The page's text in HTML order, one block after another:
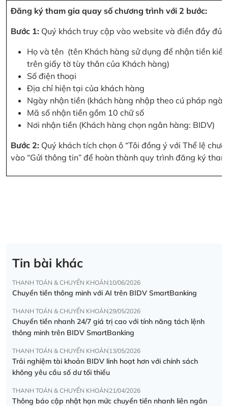
Đăng ký tham gia quay số chương trình với 2 bước:
Bước 1: Quý khách truy cập vào website và điền đầy đủ
Họ và tên (tên Khách hàng sử dụng để nhận tiền
trên giấy tờ tùy thân của Khách hàng)
Số điện thoại
Địa chỉ hiện tại của khách hàng
Ngày nhận tiền (khách hàng nhập theo cú pháp
Mã số nhận tiền gồm 10 chữ số
Nơi nhận tiền (Khách hàng chọn ngân hàng: BIDV)
Bước 2: Quý khách tích chọn ô “Tôi đồng ý với Thể lệ
vào “Gửi thông tin” để hoàn thành quy trình đăng ký
Tin bài khác
THANH TOÁN & CHUYỂN KHOẢN 10/06/2026
Chuyển tiền thông minh với AI trên BIDV SmartBanking
THANH TOÁN & CHUYỂN KHOẢN 29/05/2026
Chuyển tiền nhanh 24/7 giá trị cao với tính năng tách lệnh
thông minh trên BIDV SmartBanking
THANH TOÁN & CHUYỂN KHOẢN 13/05/2026
Trải nghiệm tài khoản BIDV linh hoạt hơn với chính sách
không yêu cầu số dư tối thiểu
THANH TOÁN & CHUYỂN KHOẢN 21/04/2026
Thông báo cập nhật hạn mức chuyển tiền nhanh liên ngân